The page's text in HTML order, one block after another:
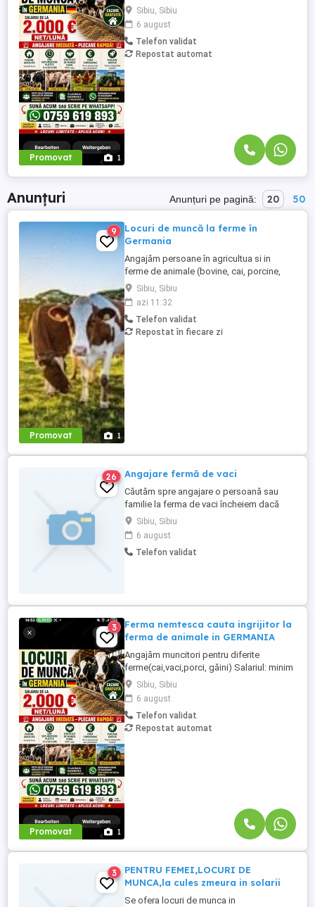
Promovat 1
1800 net( poate crește în funcție de
experiența) Cazare și utilități gratuite!
Căutam persoane serioase și motivate
pentru munca in ferme din Germania!
Diverse activități: îngrijire cai, muncă în
Sibiu, Sibiu
6 august
Telefon validat
Repostat automat
Anunțuri Anunțuri pe pagină: 20 50
Promovat 1
9
Locuri de muncă la ferme în
Germania
Angajăm persoane în agricultua si in
ferme de animale (bovine, cai, porcine,
caprine, si păsari) în Germania. Salar
atractiv incepand cu1900 euro net lună
plus ore suplimentare plătite Cazare și
asigurare de sănătate plătite de angajator
Transport până la locul de muncă Nu se
Sibiu, Sibiu
azi 11:32
Telefon validat
Repostat în fiecare zi
26 Angajare fermă de vaci
Căutăm spre angajare o persoană sau
familie la ferma de vaci încheiem dacă
este nevoie și contract de muncă .pentru
mai multe detalii sunați la numărul
Sibiu, Sibiu
6 august
Telefon validat
Promovat 1
3
Ferma nemtesca cauta ingrijitor la
ferma de animale in GERMANIA
Angajăm muncitori pentru diferite
ferme(cai,vaci,porci, găini) Salariul: minim
1800 net( poate crește în funcție de
experiența) Cazare și utilități gratuite!
Căutam persoane serioase și motivate
pentru munca in ferme din Germania!
Diverse activități: îngrijire cai, muncă în
Sibiu, Sibiu
6 august
Telefon validat
Repostat automat
3
PENTRU FEMEI,LOCURI DE
MUNCA,la cules zmeura in solarii
Se ofera locuri de munca in